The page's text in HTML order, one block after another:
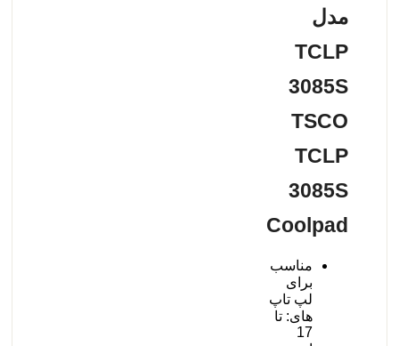
مدل
TCLP
3085S
TSCO
TCLP
3085S
Coolpad
مناسب
لپ تاپ
های: تا